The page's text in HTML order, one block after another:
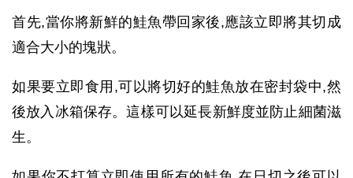
首先,當你將新鮮的鮭魚帶回家後,應該立即將其切成
適合大小的塊狀。
如果要立即食用,可以將切好的鮭魚放在密封袋中,然
後放入冰箱保存。這樣可以延長新鮮度並防止細菌滋
生。